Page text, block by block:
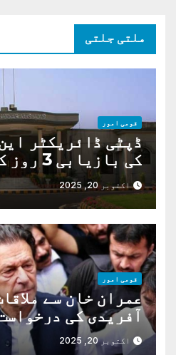
ملتی جلتی
قومی امور
ڈپٹی ڈائریکٹر
کی بازیابی 3 روز کی مہلت
اکتوبر 20, 2025
قومی امور
عمران خان سے
آفریدی کی
دوراکتوبر 20, 2025